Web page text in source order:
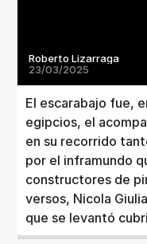
Roberto Lizarraga
23/03/2025
El escarabajo fue,
egipcios, el
en su recorrido
por el inframundo
constructores de
versos, Nicola
que se levantó